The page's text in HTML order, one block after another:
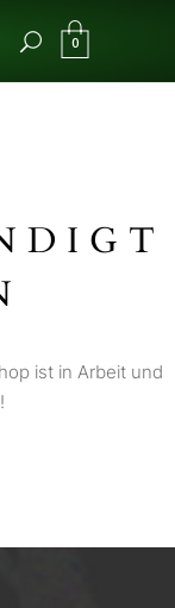
0
S
ist in Arbeit und